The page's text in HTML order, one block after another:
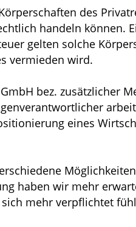
des
handeln können.
gelten solche
vermieden wird.
bez. zusätzlicher
eines
haben wir mehr
mehr verpflichtet